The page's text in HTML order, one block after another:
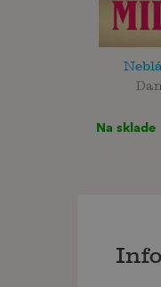
Na sklade